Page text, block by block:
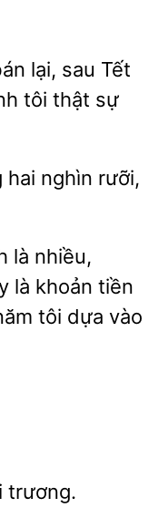
lại, sau Tết
tôi thật sự
hai
rưỡi,
là nhiều,
là khoản tiền
tôi dựa vào
trương.